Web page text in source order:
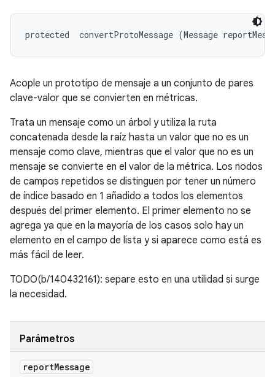
protected convertProtoMessage (Message
Acople un prototipo de mensaje a un conjunto de pares
clave-valor que se convierten en métricas.
Trata un mensaje como un árbol y utiliza la ruta
concatenada desde la raíz hasta un valor que no es un
mensaje como clave, mientras que el valor que no es un
mensaje se convierte en el valor de la métrica. Los nodos
de campos repetidos se distinguen por tener un número
de índice basado en 1 añadido a todos los elementos
después del primer elemento. El primer elemento no se
agrega ya que en la mayoría de los casos solo hay un
elemento en el campo de lista y si aparece como está es
más fácil de leer.
TODO(b/140432161): separe esto en una utilidad si surge
la necesidad.
Parámetros
reportMessage